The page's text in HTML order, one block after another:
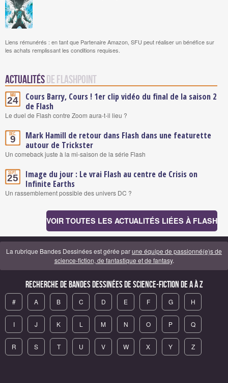
Liens rémunérés : en tant que Partenaire Amazon, SFU peut réaliser un bénéfice sur
les achats remplissant les conditions requises.
Actualités de Flashpoint
Mai
24
Cours Barry, Cours ! 1er clip vidéo du final de la saison 2
de Flash
Le duel de Flash contre Zoom aura-t-il lieu ?
Déc.
9
Mark Hamill de retour dans Flash dans une featurette
autour de Trickster
Un comeback juste à la mi-saison de la série Flash
Sept.
25
Image du jour : Le vrai Flash au centre de Crisis on
Infinite Earths
Un rassemblement possible des univers DC ?
VOIR TOUTES LES ACTUALITÉS LIÉES À FLASH
La rubrique Bandes Dessinées est gérée parune équipe de passionné(e)s de
science-fiction, de fantastique et de fantasy.
Recherche de Bandes Dessinées de science-fiction de A à Z
# A B C D E F G H
I J K L M N O P Q
R S T U V W X Y Z